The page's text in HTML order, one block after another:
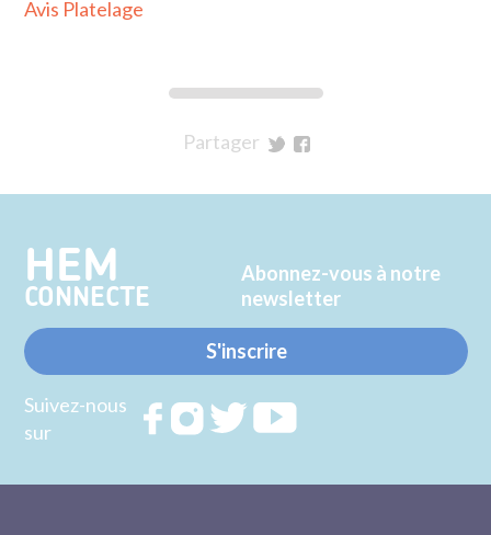
Avis Platelage
Partager
Twitter
Facebook
HEM
CONNECTE
Abonnez-vous à notre
newsletter
S'inscrire
Suivez-nous
sur
RejoignezRejoignezRejoignez